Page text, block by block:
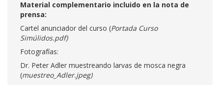
Material complementario incluido en la nota de
prensa:
Cartel anunciador del curso (Portada Curso
Simúlidos.pdf)
Fotografías:
Dr. Peter Adler muestreando larvas de mosca negra
(muestreo_Adler.jpeg)